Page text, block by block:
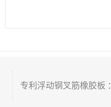
专利浮动钢叉筋橡胶板